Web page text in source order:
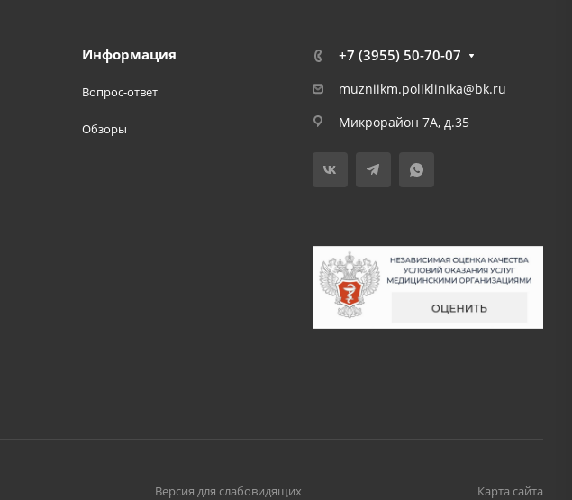
Информация
Вопрос-ответ
Обзоры
+7 (3955) 50-70-07
muzniikm.poliklinika@bk.ru
Микрорайон 7А, д.35
Версия для слабовидящих Карта сайта